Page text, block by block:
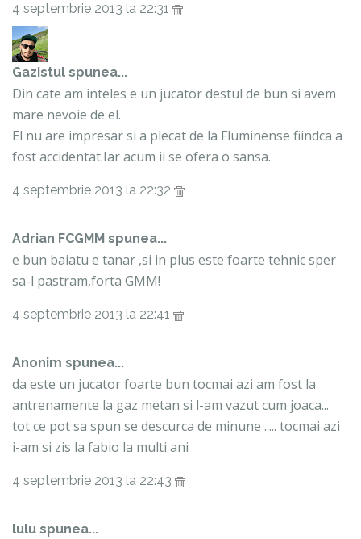
4 septembrie 2013 la 22:31
Gazistul spunea...
Din cate am inteles e un jucator destul de bun si avem
mare nevoie de el.
El nu are impresar si a plecat de la Fluminense fiindca a
fost accidentat.Iar acum ii se ofera o sansa.
4 septembrie 2013 la 22:32
Adrian FCGMM spunea...
e bun baiatu e tanar ,si in plus este foarte tehnic sper
sa-l pastram,forta GMM!
4 septembrie 2013 la 22:41
Anonim spunea...
da este un jucator foarte bun tocmai azi am fost la
antrenamente la gaz metan si l-am vazut cum joaca...
tot ce pot sa spun se descurca de minune ..... tocmai azi
i-am si zis la fabio la multi ani
4 septembrie 2013 la 22:43
lulu spunea...